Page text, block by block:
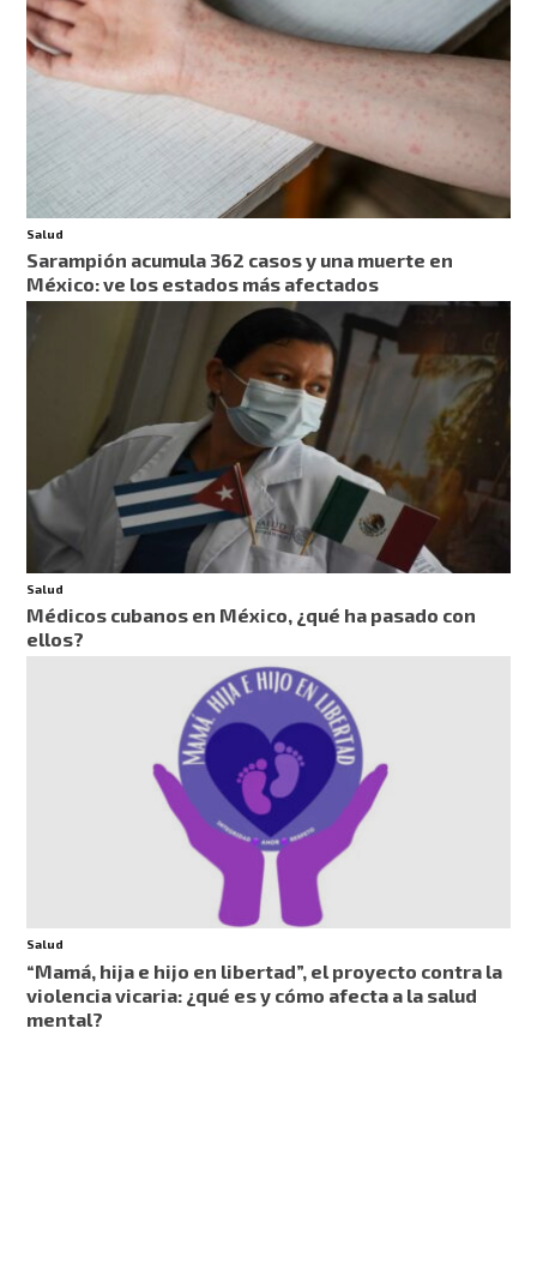
Salud
Sarampión acumula 362 casos y una muerte en
México: ve los estados más afectados
Salud
Médicos cubanos en México, ¿qué ha pasado con
ellos?
Salud
“Mamá, hija e hijo en libertad”, el proyecto contra la
violencia vicaria: ¿qué es y cómo afecta a la salud
mental?